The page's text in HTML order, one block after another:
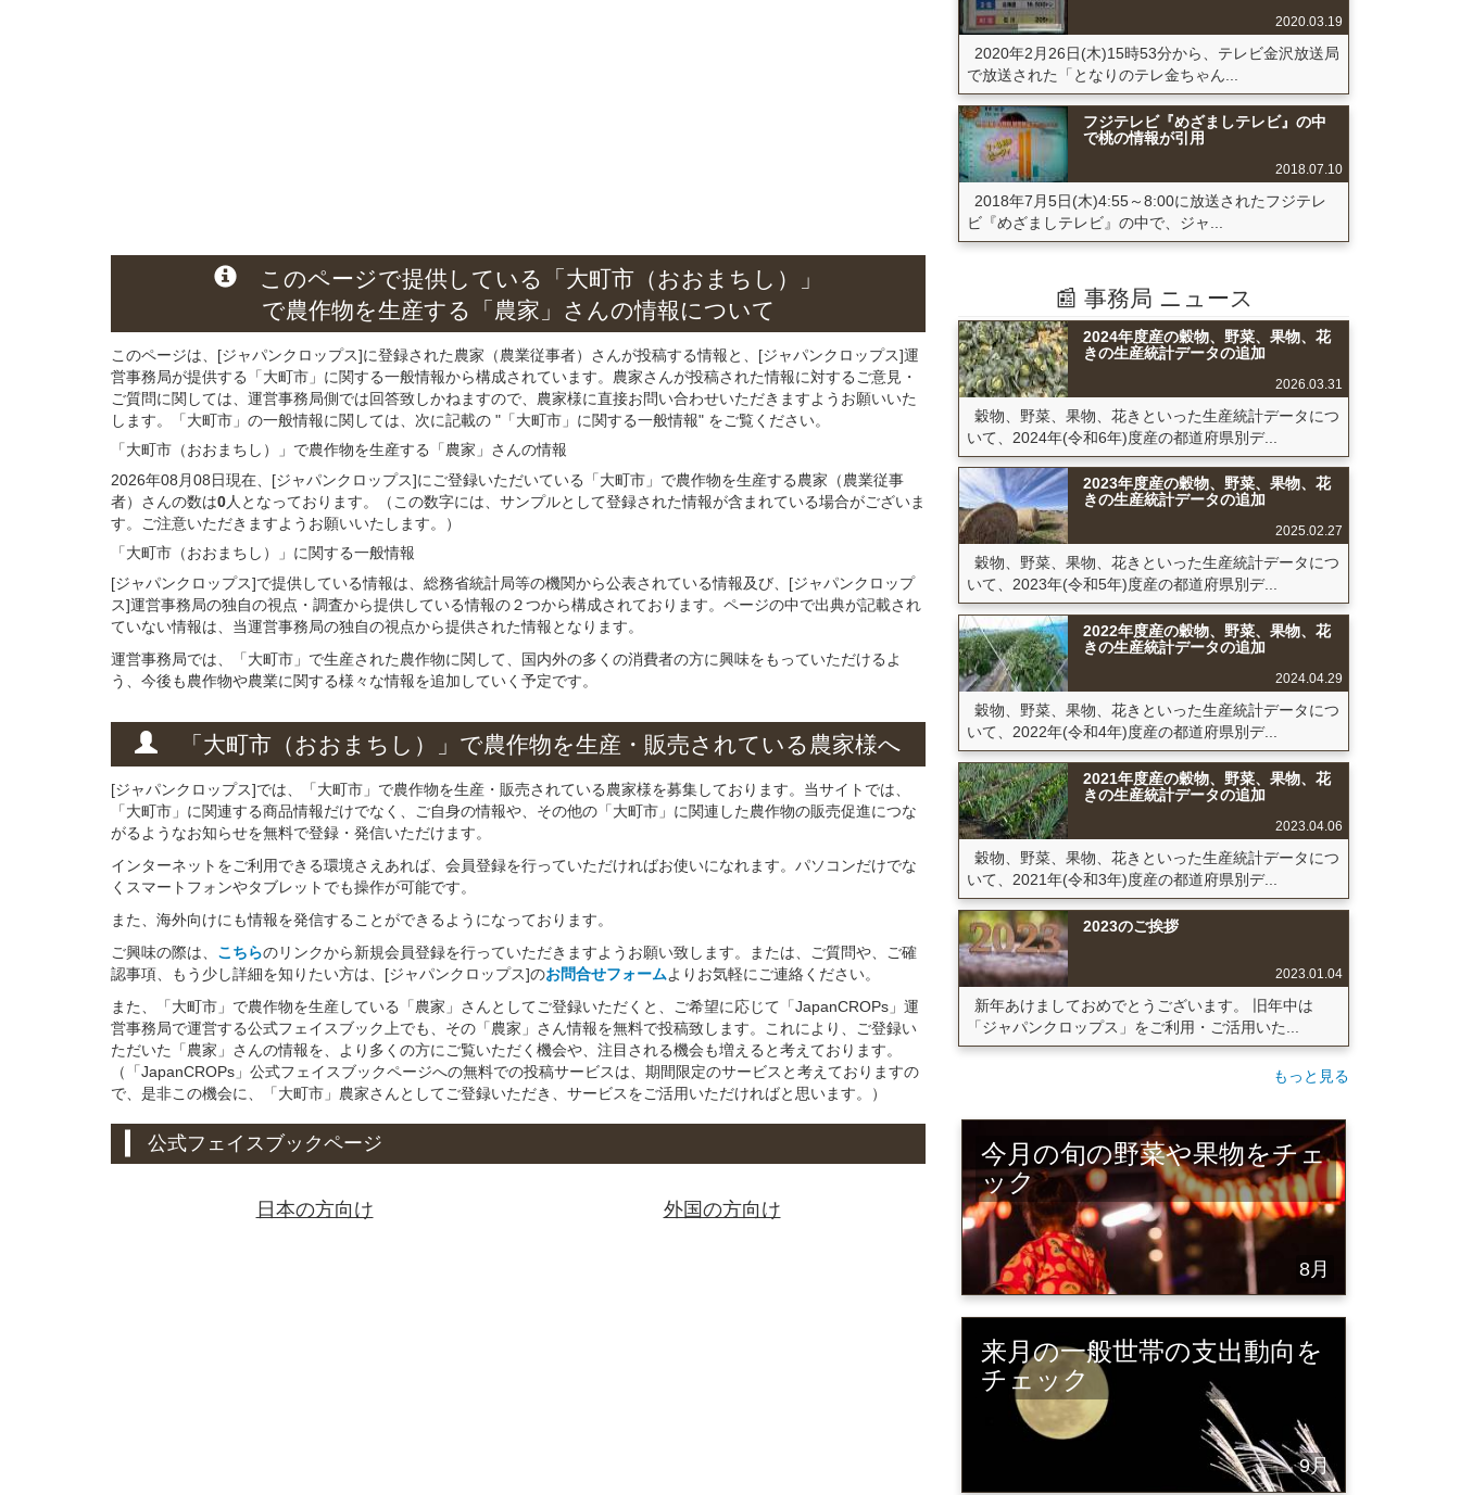
このページで提供している
「大町市（おおまちし）」
で農作物を生産する
「農家」さんの情報について
このページは、[ジャパンクロップス]に登録された農家（農業従事者）さんが投稿する情報と、[ジャパンクロップス]運
営事務局が提供する「大町市」に関する一般情報から構成されています。農家さんが投稿された情報に対するご意見・
ご質問に関しては、運営事務局側では回答致しかねますので、農家様に直接お問い合わせいただきますようお願いいた
します。「大町市」の一般情報に関しては、次に記載の "「大町市」に関する一般情報" をご覧ください。
「大町市（おおまちし）」 で農作物を生産する 「農家」さんの情報
2026年08月08日現在、[ジャパンクロップス]にご登録いただいている「大町市」で農作物を生産する農家（農業従事
者）さんの数は0人となっております。（この数字には、サンプルとして登録された情報が含まれている場合がございま
す。ご注意いただきますようお願いいたします。）
「大町市（おおまちし）」 に関する一般情報
[ジャパンクロップス]で提供している情報は、総務省統計局等の機関から公表されている情報及び、[ジャパンクロップ
ス]運営事務局の独自の視点・調査から提供している情報の２つから構成されております。ページの中で出典が記載され
ていない情報は、当運営事務局の独自の視点から提供された情報となります。
運営事務局では、「大町市」で生産された農作物に関して、国内外の多くの消費者の方に興味をもっていただけるよ
う、今後も農作物や農業に関する様々な情報を追加していく予定です。
「大町市（おおまちし）」 で農作物を生産・販売されている 農家様へ
[ジャパンクロップス]では、「大町市」で農作物を生産・販売されている農家様を募集しております。当サイトでは、
「大町市」に関連する商品情報だけでなく、ご自身の情報や、その他の「大町市」に関連した農作物の販売促進につな
がるようなお知らせを無料で登録・発信いただけます。
インターネットをご利用できる環境さえあれば、会員登録を行っていただければお使いになれます。パソコンだけでな
くスマートフォンやタブレットでも操作が可能です。
また、海外向けにも情報を発信することができるようになっております。
ご興味の際は、 こちらのリンクから新規会員登録を行っていただきますようお願い致します。または、ご質問や、ご確
認事項、もう少し詳細を知りたい方は、[ジャパンクロップス]のお問合せフォームよりお気軽にご連絡ください。
また、「大町市」で農作物を生産している「農家」さんとしてご登録いただくと、ご希望に応じて「JapanCROPs」運
営事務局で運営する公式フェイスブック上でも、その「農家」さん情報を無料で投稿致します。これにより、ご登録い
ただいた「農家」さんの情報を、より多くの方にご覧いただく機会や、注目される機会も増えると考えております。
（「JapanCROPs」公式フェイスブックページへの無料での投稿サービスは、期間限定のサービスと考えておりますの
で、是非この機会に、「大町市」農家さんとしてご登録いただき、サービスをご活用いただければと思います。）
公式フェイスブックページ
日本の方向け 外国の方向け
2020.03.19
2020年2月26日(木)15時53分から、テレビ金沢放送局
で放送された「となりのテレ金ちゃん...
フジテレビ『めざましテレビ』の中
で桃の情報が引用
2018.07.10
2018年7月5日(木)4:55～8:00に放送されたフジテレ
ビ『めざましテレビ』の中で、ジャ...
📰 事務局 ニュース
2024年度産の穀物、野菜、果物、花
きの生産統計データの追加
2026.03.31
穀物、野菜、果物、花きといった生産統計データにつ
いて、2024年(令和6年)度産の都道府県別デ...
2023年度産の穀物、野菜、果物、花
きの生産統計データの追加
2025.02.27
穀物、野菜、果物、花きといった生産統計データにつ
いて、2023年(令和5年)度産の都道府県別デ...
2022年度産の穀物、野菜、果物、花
きの生産統計データの追加
2024.04.29
穀物、野菜、果物、花きといった生産統計データにつ
いて、2022年(令和4年)度産の都道府県別デ...
2021年度産の穀物、野菜、果物、花
きの生産統計データの追加
2023.04.06
穀物、野菜、果物、花きといった生産統計データにつ
いて、2021年(令和3年)度産の都道府県別デ...
2023のご挨拶
2023.01.04
新年あけましておめでとうございます。 旧年中は
「ジャパンクロップス」をご利用・ご活用いた...
もっと見る
今月の旬の野菜や果物をチェ
ック
8月
来月の一般世帯の支出動向を
チェック
9月